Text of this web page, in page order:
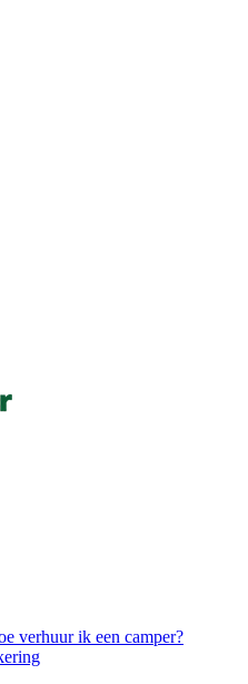
verhuur ik een camper?